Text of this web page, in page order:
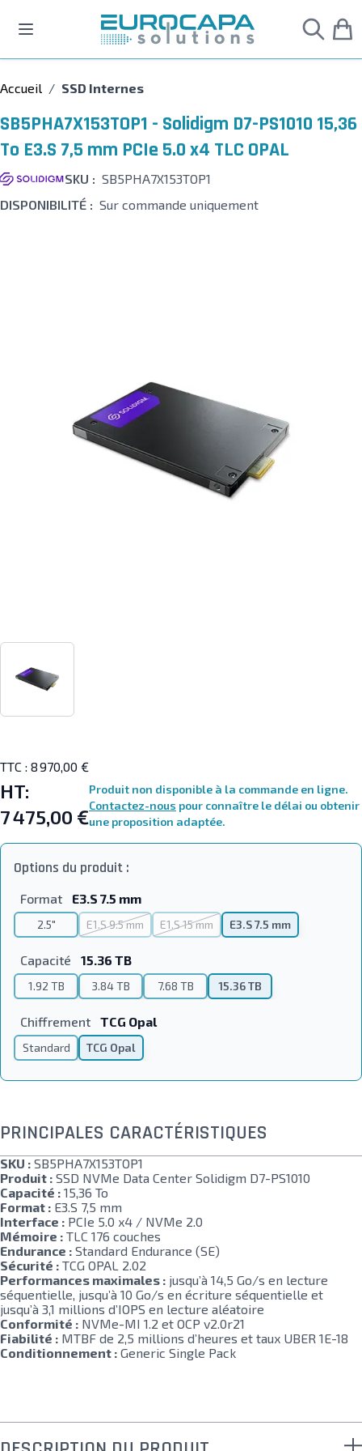
Accueil / SSD Internes
SB5PHA7X153TOP1 - Solidigm D7-PS1010 15,36
To E3.S 7,5 mm PCIe 5.0 x4 TLC OPAL
SKU : SB5PHA7X153TOP1
DISPONIBILITÉ : Sur commande uniquement
TTC : 8 970,00 €
HT:
7 475,00 €
Produit non disponible à la commande en ligne.
Contactez-nous pour connaître le délai ou obtenir
une proposition adaptée.
Options du produit :
Format E3.S 7.5 mm
2.5" E1.S 9.5 mm E1.S 15 mm E3.S 7.5 mm
Capacité 15.36 TB
1.92 TB 3.84 TB 7.68 TB 15.36 TB
Chiffrement TCG Opal
Standard TCG Opal
PRINCIPALES CARACTÉRISTIQUES
SKU : SB5PHA7X153TOP1
Produit : SSD NVMe Data Center Solidigm D7-PS1010
Capacité : 15,36 To
Format : E3.S 7,5 mm
Interface : PCIe 5.0 x4 / NVMe 2.0
Mémoire : TLC 176 couches
Endurance : Standard Endurance (SE)
Sécurité : TCG OPAL 2.02
Performances maximales : jusqu’à 14,5 Go/s en lecture
séquentielle, jusqu’à 10 Go/s en écriture séquentielle et
jusqu’à 3,1 millions d’IOPS en lecture aléatoire
Conformité : NVMe-MI 1.2 et OCP v2.0r21
Fiabilité : MTBF de 2,5 millions d’heures et taux UBER 1E-18
Conditionnement : Generic Single Pack